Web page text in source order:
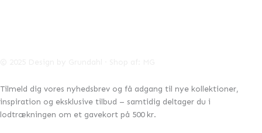
Tilmeld dig vores nyhedsbrev og få adgang til nye kollektioner,
inspiration og eksklusive tilbud – samtidig deltager du i
lodtrækningen om et gavekort på 500 kr.